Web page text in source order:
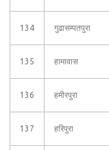
134 गुढासम्पतपुरा
135 हामावास
136 हमीरपुरा
137 हरिपुरा